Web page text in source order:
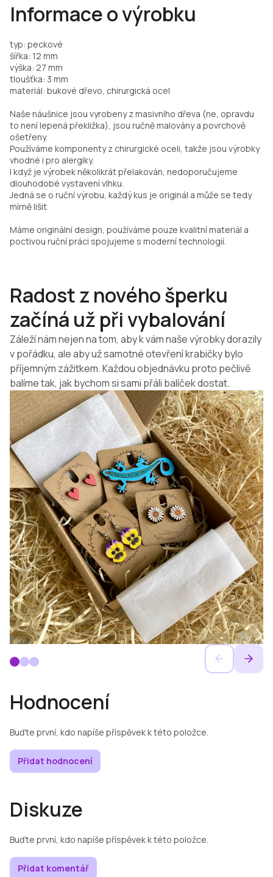
Informace o výrobku
typ: peckové
šířka: 12 mm
výška: 27 mm
tloušťka: 3 mm
materiál: bukové dřevo, chirurgická ocel
Naše náušnice jsou vyrobeny z masivního dřeva (ne, opravdu
to není lepená překližka), jsou ručně malovány a povrchově
ošetřeny.
Používáme komponenty z chirurgické oceli, takže jsou výrobky
vhodné i pro alergiky.
I když je výrobek několikrát přelakován, nedoporučujeme
dlouhodobé vystavení vlhku.
Jedná se o ruční výrobu, každý kus je originál a může se tedy
mírně lišit.
Máme originální design, používáme pouze kvalitní materiál a
poctivou ruční práci spojujeme s moderní technologií.
Hodnocení
Buďte první, kdo napíše příspěvek k této položce.
Přidat hodnocení
Diskuze
Buďte první, kdo napíše příspěvek k této položce.
Přidat komentář
Radost z nového šperku
začíná už při vybalování
Záleží nám nejen na tom, aby k vám naše výrobky dorazily
v pořádku, ale aby už samotné otevření krabičky bylo
příjemným zážitkem. Každou objednávku proto pečlivě
balíme tak, jak bychom si sami přáli balíček dostat.